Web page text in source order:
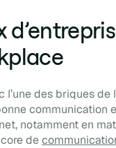
l’une des briques
communication
notamment en
de